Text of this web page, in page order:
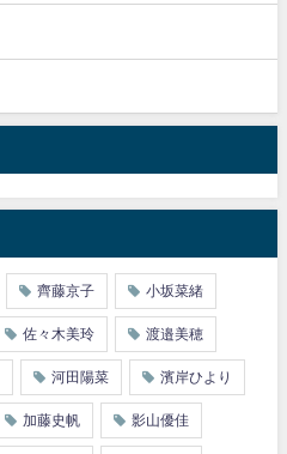
齊藤京子 小坂菜緒
佐々木美玲 渡邉美穂
河田陽菜 濱岸ひより
加藤史帆 影山優佳